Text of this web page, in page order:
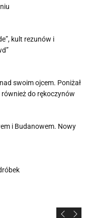
kult rezunów i
swoim ojcem. Poniżał
do rękoczynów
i Budanowem. Nowy